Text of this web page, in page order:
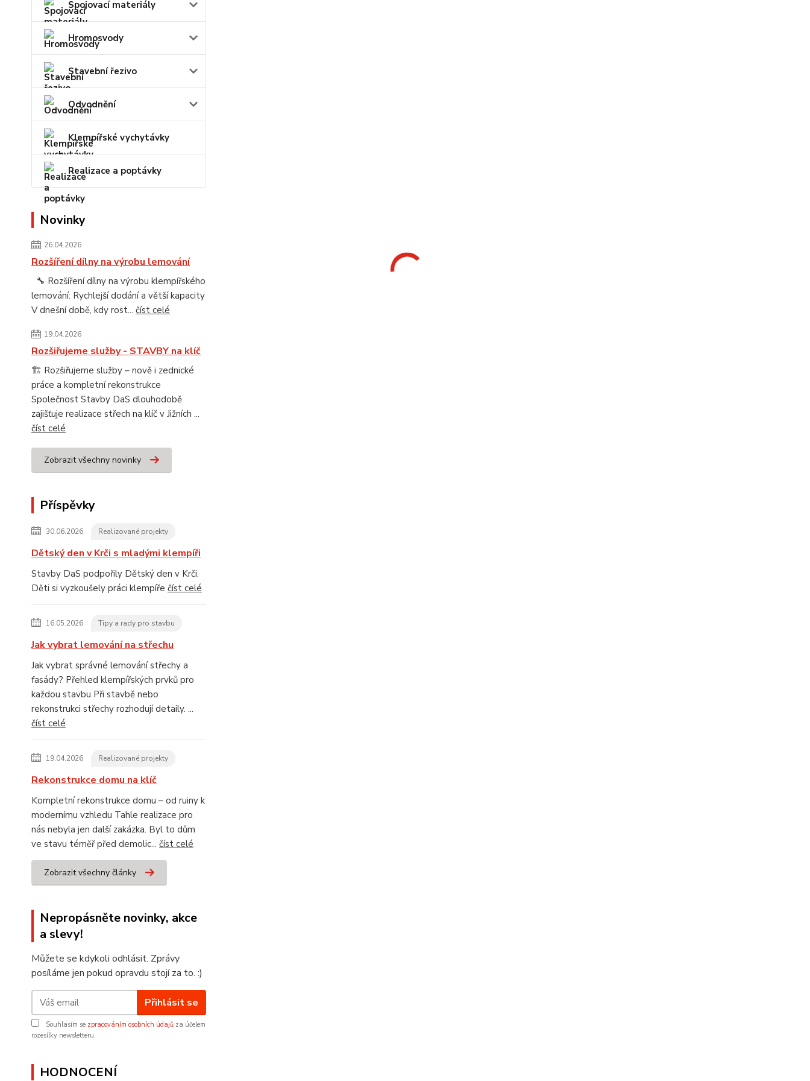
Spojovací materiály
Hromosvody
Stavební řezivo
Odvodnění
Klempířské vychytávky
Realizace a poptávky
Novinky
26.04.2026
Rozšíření dílny na výrobu lemování
🔧 Rozšíření dílny na výrobu klempířského
lemování: Rychlejší dodání a větší kapacity
V dnešní době, kdy rost... číst celé
19.04.2026
Rozšiřujeme služby - STAVBY na klíč
🏗️ Rozšiřujeme služby – nově i zednické
práce a kompletní rekonstrukce
Společnost Stavby DaS dlouhodobě
zajišťuje realizace střech na klíč v Jižních ...
číst celé
Zobrazit všechny novinky
Příspěvky
30.06.2026 Realizované projekty
Dětský den v Krči s mladými klempíři
Stavby DaS podpořily Dětský den v Krči.
Děti si vyzkoušely práci klempíře číst celé
16.05.2026 Tipy a rady pro stavbu
Jak vybrat lemování na střechu
Jak vybrat správné lemování střechy a
fasády? Přehled klempířských prvků pro
každou stavbu Při stavbě nebo
rekonstrukci střechy rozhodují detaily. ...
číst celé
19.04.2026 Realizované projekty
Rekonstrukce domu na klíč
Kompletní rekonstrukce domu – od ruiny k
modernímu vzhledu Tahle realizace pro
nás nebyla jen další zakázka. Byl to dům
ve stavu téměř před demolic... číst celé
Zobrazit všechny články
Nepropásněte novinky, akce
a slevy!
Můžete se kdykoli odhlásit. Zprávy
posíláme jen pokud opravdu stojí za to. :)
Přihlásit se
Souhlasím se zpracováním osobních údajů za účelem
rozesílky newsletteru.
HODNOCENÍ